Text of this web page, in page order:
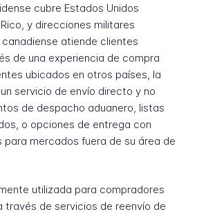
cubre Estados Unidos
y direcciones militares
canadiense atiende clientes
de una experiencia de compra
ubicados en otros países, la
servicio de envío directo y no
de despacho aduanero, listas
o opciones de entrega con
mercados fuera de su área de
utilizada para compradores
través de servicios de reenvío de